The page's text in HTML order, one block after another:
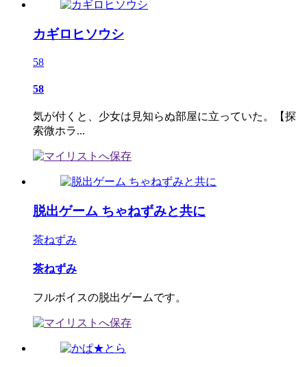
カギロヒソウシ
58
58
気が付くと、少女は見知らぬ部屋に立っていた。【探
索微ホラ...
脱出ゲーム ちゃねずみと共に
茶ねずみ
茶ねずみ
フルボイスの脱出ゲームです。